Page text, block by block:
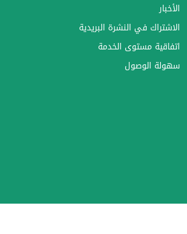
الأخبار
الاشتراك في النشرة البريدية
اتفاقية مستوى الخدمة
سهولة الوصول